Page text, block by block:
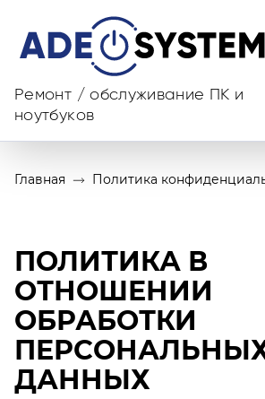
Ремонт / обслуживание ПК и
ноутбуков
Главная Политика
ПОЛИТИКА В
ОТНОШЕНИИ
ОБРАБОТКИ
ДАННЫХ